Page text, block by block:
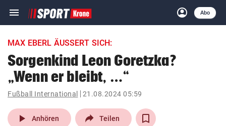
menu Navigation
ein-/ausklappen
account_circle
Anmelden
Abo
close Schließen
account_circle Anmelden
pin_drop
Wien arrow_right
MAX EBERL ÄUSSERT SICH:
Sorgenkind Leon Goretzka?
„Wenn er bleibt, …“
Fußball International 21.08.2024 05:59
play_arrow Anhören Teilen